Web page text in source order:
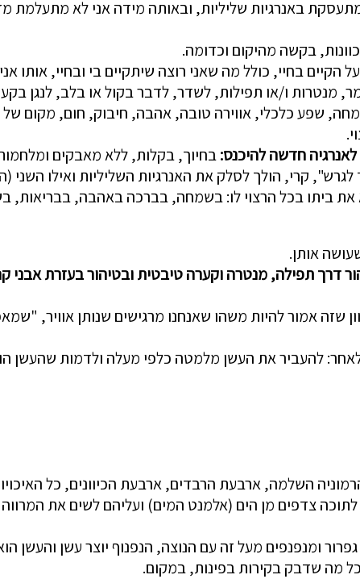
באנרגיות שליליות, ובאותה מידה אני לא מתעלמת
בחיי, כולל מה שאני רוצה שיתקיים בי ובחיי, אותו
מנטרות ו/או תפילות, לשדר, לדבר בקול או בלב, לנגן
שפע כלכלי, אווירה טובה, אהבה, חיבוק, חום, מקום של
חדשה להיכנס:בחיוך, בקלות, ללא מאבקים
קרי, הולך לסלק את האנרגיות השליליות ואילו
ביתו בכל הרצוי לו: בשמחה, בברכה באהבה, בבריאות,
אותן.
שזה אמור להיות משהו שאנחנו מרגישים שנותן אוויר,
להעביר את העשן מלמטה כלפי מעלה ולדמות שהעשן
השלמה, ארבעת הרבדים, ארבעת הכיוונים, כל
צדפים מן הים (אלמנט המים) ועליהם לשים את
ומנפנפים מעל זה עם הנוצה, הנפנוף יוצר עשן והעשן
מה שדבק בקירות בפינות, במקום.